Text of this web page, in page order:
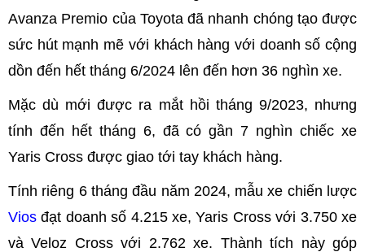
Avanza Premio của Toyota đã nhanh chóng tạo được
sức hút mạnh mẽ với khách hàng với doanh số cộng
dồn đến hết tháng 6/2024 lên đến hơn 36 nghìn xe.
Mặc dù mới được ra mắt hồi tháng 9/2023, nhưng
tính đến hết tháng 6, đã có gần 7 nghìn chiếc xe
Yaris Cross được giao tới tay khách hàng.
Tính riêng 6 tháng đầu năm 2024, mẫu xe chiến lược
Vios đạt doanh số 4.215 xe, Yaris Cross với 3.750 xe
và Veloz Cross với 2.762 xe. Thành tích này góp